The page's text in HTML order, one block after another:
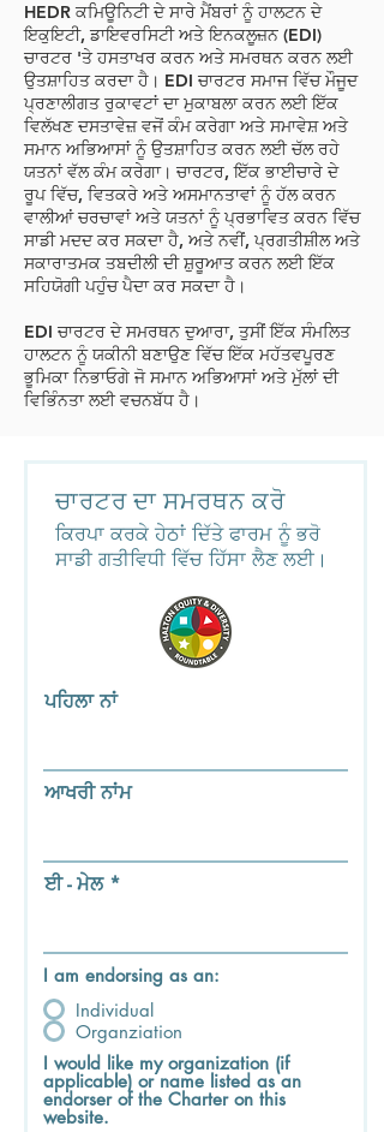
HEDR ਕਮਿਊਨਿਟੀ ਦੇ ਸਾਰੇ ਮੈਂਬਰਾਂ ਨੂੰ ਹਾਲਟਨ ਦੇ
ਇਕੁਇਟੀ, ਡਾਇਵਰਸਿਟੀ ਅਤੇ ਇਨਕਲੂਜ਼ਨ (EDI)
ਚਾਰਟਰ 'ਤੇ ਹਸਤਾਖਰ ਕਰਨ ਅਤੇ ਸਮਰਥਨ ਕਰਨ ਲਈ
ਉਤਸ਼ਾਹਿਤ ਕਰਦਾ ਹੈ। EDI ਚਾਰਟਰ ਸਮਾਜ ਵਿੱਚ ਮੌਜੂਦ
ਪ੍ਰਣਾਲੀਗਤ ਰੁਕਾਵਟਾਂ ਦਾ ਮੁਕਾਬਲਾ ਕਰਨ ਲਈ ਇੱਕ
ਵਿਲੱਖਣ ਦਸਤਾਵੇਜ਼ ਵਜੋਂ ਕੰਮ ਕਰੇਗਾ ਅਤੇ ਸਮਾਵੇਸ਼ ਅਤੇ
ਸਮਾਨ ਅਭਿਆਸਾਂ ਨੂੰ ਉਤਸ਼ਾਹਿਤ ਕਰਨ ਲਈ ਚੱਲ ਰਹੇ
ਯਤਨਾਂ ਵੱਲ ਕੰਮ ਕਰੇਗਾ। ਚਾਰਟਰ, ਇੱਕ ਭਾਈਚਾਰੇ ਦੇ
ਰੂਪ ਵਿੱਚ, ਵਿਤਕਰੇ ਅਤੇ ਅਸਮਾਨਤਾਵਾਂ ਨੂੰ ਹੱਲ ਕਰਨ
ਵਾਲੀਆਂ ਚਰਚਾਵਾਂ ਅਤੇ ਯਤਨਾਂ ਨੂੰ ਪ੍ਰਭਾਵਿਤ ਕਰਨ ਵਿੱਚ
ਸਾਡੀ ਮਦਦ ਕਰ ਸਕਦਾ ਹੈ, ਅਤੇ ਨਵੀਂ, ਪ੍ਰਗਤੀਸ਼ੀਲ ਅਤੇ
ਸਕਾਰਾਤਮਕ ਤਬਦੀਲੀ ਦੀ ਸ਼ੁਰੂਆਤ ਕਰਨ ਲਈ ਇੱਕ
ਸਹਿਯੋਗੀ ਪਹੁੰਚ ਪੈਦਾ ਕਰ ਸਕਦਾ ਹੈ।
EDI ਚਾਰਟਰ ਦੇ ਸਮਰਥਨ ਦੁਆਰਾ, ਤੁਸੀਂ ਇੱਕ ਸੰਮਲਿਤ
ਹਾਲਟਨ ਨੂੰ ਯਕੀਨੀ ਬਣਾਉਣ ਵਿੱਚ ਇੱਕ ਮਹੱਤਵਪੂਰਣ
ਭੂਮਿਕਾ ਨਿਭਾਓਗੇ ਜੋ ਸਮਾਨ ਅਭਿਆਸਾਂ ਅਤੇ ਮੁੱਲਾਂ ਦੀ
ਵਿਭਿੰਨਤਾ ਲਈ ਵਚਨਬੱਧ ਹੈ।
ਚਾਰਟਰ ਦਾ ਸਮਰਥਨ ਕਰੋ
ਕਿਰਪਾ ਕਰਕੇ ਹੇਠਾਂ ਦਿੱਤੇ ਫਾਰਮ ਨੂੰ ਭਰੋ
ਸਾਡੀ ਗਤੀਵਿਧੀ ਵਿੱਚ ਹਿੱਸਾ ਲੈਣ ਲਈ।
ਪਹਿਲਾ ਨਾਂ
ਆਖਰੀ ਨਾਂਮ
ਈ - ਮੇਲ
I am endorsing as an:
Individual
Organziation
I would like my organization (if
applicable) or name listed as an
endorser of the Charter on this
website.